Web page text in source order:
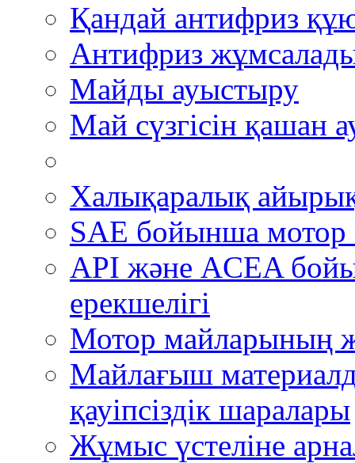
Қандай антифриз
Антифриз
Майды ауыстыру
Май сүзгісін қашан
Халықаралық
SAE бойынша мотор
API және ACEA
ерекшелігі
Мотор майларының
Майлағыш
қауіпсіздік шаралары
Жұмыс үстеліне